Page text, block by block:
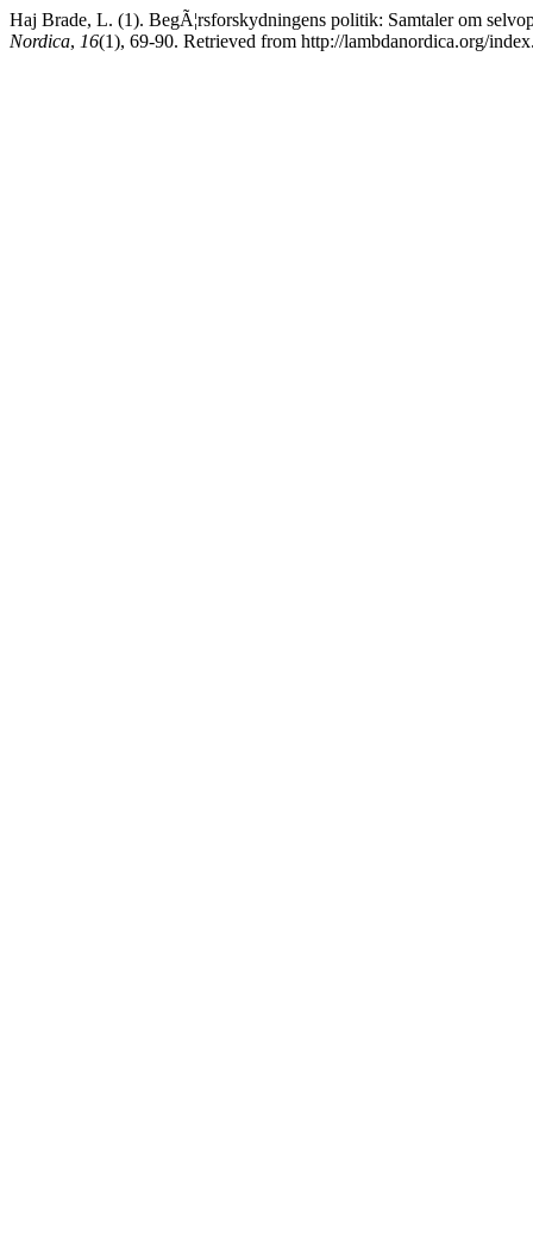
Haj Brade, L. (1). BegÃ¦rsforskydningens politik: Samtaler om
Nordica, 16(1), 69-90. Retrieved from http://lambdanordica.org/